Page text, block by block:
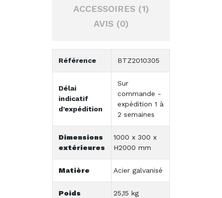
ACCESSOIRES (1)
AVIS (0)
Référence BTZ2010305
Délai
indicatif
d’expédition
Sur
commande -
expédition 1 à
2 semaines
Dimensions
extérieures
1000 x 300 x
H2000 mm
Matière Acier galvanisé
Poids 25,15 kg